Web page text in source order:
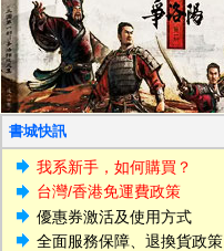
書城快訊
我系新手，如何購買？
台灣/香港免運費政策
優惠券激活及使用方式
全面服務保障、退換貨政策